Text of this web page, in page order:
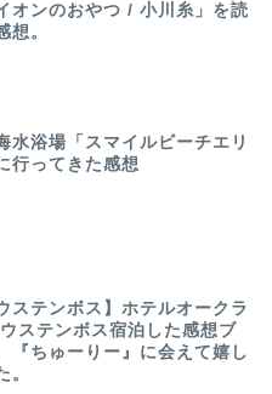
オンのおやつ / 小川糸」を読
想。
水浴場「スマイルビーチエリ
行ってきた感想
ステンボス】ホテルオークラ
ステンボス宿泊した感想ブ
『ちゅーりー』に会えて嬉し
。